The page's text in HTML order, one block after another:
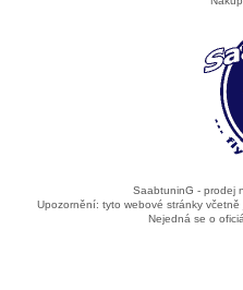
SaabtuninG - prodej
Upozornění: tyto webové stránky
Nejedná se o